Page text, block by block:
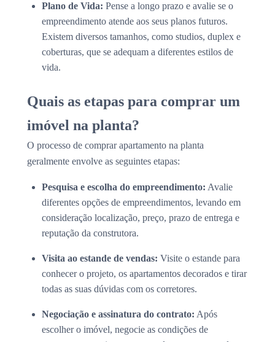
Plano de Vida: Pense a longo prazo e avalie se o
empreendimento atende aos seus planos futuros.
Existem diversos tamanhos, como studios, duplex e
coberturas, que se adequam a diferentes estilos de
vida.
Quais as etapas para comprar um
imóvel na planta?
O processo de comprar apartamento na planta
geralmente envolve as seguintes etapas:
Pesquisa e escolha do empreendimento: Avalie
diferentes opções de empreendimentos, levando em
consideração localização, preço, prazo de entrega e
reputação da construtora.
Visita ao estande de vendas: Visite o estande para
conhecer o projeto, os apartamentos decorados e tirar
todas as suas dúvidas com os corretores.
Negociação e assinatura do contrato: Após
escolher o imóvel, negocie as condições de